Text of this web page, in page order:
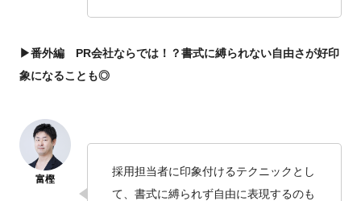
▶番外編 PR会社ならでは！？書式に縛られない自由さが好印
象になることも◎
採用担当者に印象付けるテクニックとし
て、書式に縛られず自由に表現するのも